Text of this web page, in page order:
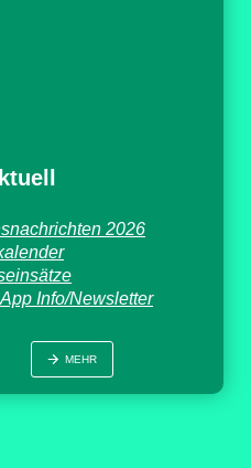
2026
Info/Newsletter
MEHR